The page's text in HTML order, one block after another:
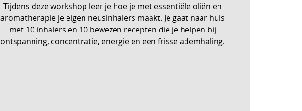
Tijdens deze workshop leer je hoe je met essentiële oliën en
aromatherapie je eigen neusinhalers maakt. Je gaat naar huis
met 10 inhalers en 10 bewezen recepten die je helpen bij
ontspanning, concentratie, energie en een frisse ademhaling.